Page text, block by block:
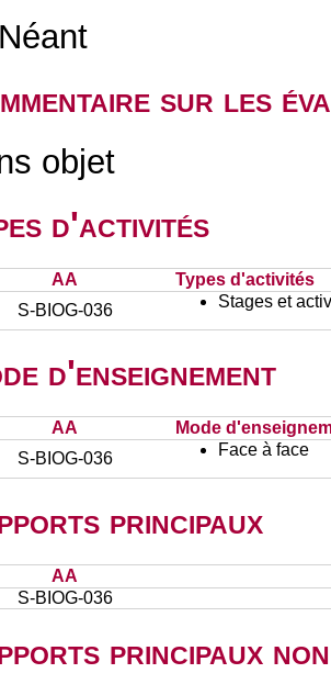
Néant
sur les
objet
d'activités
AA
Types d'activités
S-BIOG-036
Stages et
d'enseignement
AA
Mode
S-BIOG-036
Face à face
principaux
AA
S-BIOG-036
principaux